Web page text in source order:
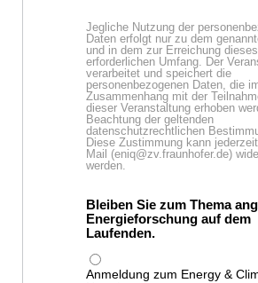
Jegliche Nutzung der
Daten erfolgt nur zu dem
und in dem zur Erreichung
erforderlichen Umfang. Der
verarbeitet und speichert die
personenbezogenen Daten, die
Zusammenhang mit der
dieser Veranstaltung erhoben
Beachtung der geltenden
datenschutzrechtlichen
Diese Zustimmung kann
Mail (eniq@zv.fraunhofer.de)
werden.
Bleiben Sie zum Thema
Energieforschung auf dem
Laufenden.
Anmeldung zum Energy &